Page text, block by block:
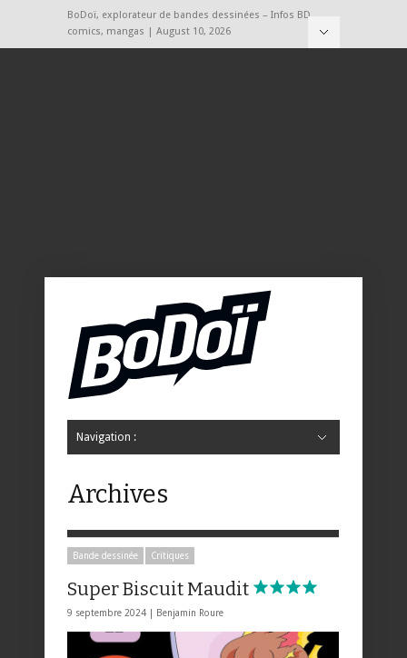
BoDoï, explorateur de bandes dessinées – Infos BD,
comics, mangas | August 10, 2026
Navigation :
Archives
Bande dessinée Critiques
Super Biscuit Maudit
9 septembre 2024 | Benjamin Roure